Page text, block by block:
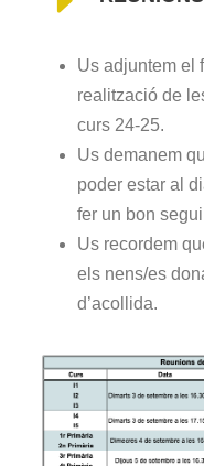
Us adjuntem el
realització de
curs 24-25.
Us demanem
poder estar al
fer un bon
Us recordem
els nens/es
d’acollida.